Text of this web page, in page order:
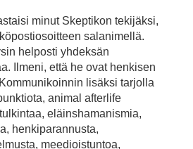
minut Skeptikon tekijäksi,
salanimellä.
helposti yhdeksän
Ilmeni, että he ovat henkisen
lisäksi tarjolla
animal afterlife
eläinshamanismia,
henkiparannusta,
meedioistuntoa,